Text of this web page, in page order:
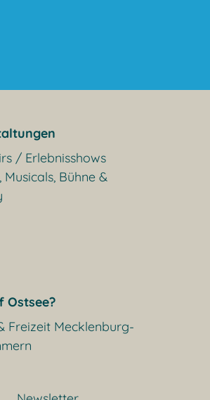
/ Erlebnisshows
Bühne &
Ostsee?
Freizeit Mecklenburg-